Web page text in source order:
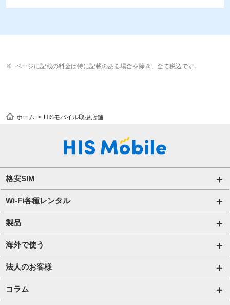
ページに記載の料金は特に記載のある場合を除き、全て税込です。
ホーム HISモバイル取扱店舗
格安SIM
国内通信SIM一覧
自由自在2.0プラン
ビタッ！プラン
販売終了したプラン
Wi-Fi各種レンタル
法人のお客様トップページ
海外短期レンタル HIS Wi-Fi
国内外長期レンタル HIS Wi-Fi PLUS+
携帯レンタル
製品
オンラインショップ
HIS Mobileケア
海外で使う
海外通信一覧
海外短期レンタル HIS Wi-Fi
法人のお客様
サービス一覧【法人】
コラム